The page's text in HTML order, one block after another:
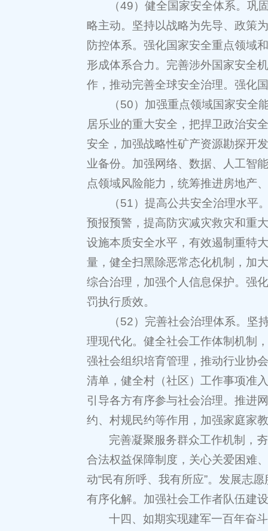
（49）健全国家安全体系。
略主动。坚持以战略为先导、政策
防控体系。强化国家安全重点领域
形成体系合力。完善涉外国家安全
作，推动完善全球安全治理。强化
（50）加强重点领域国家安
居乐业的重大安全，把捍卫政治安
安全，加强战略性矿产资源勘探开
业备份。加强网络、数据、人工智
点领域风险能力，统筹推进房地产
（51）提高公共安全治理水
预报预警，提高防灾减灾救灾和重
设施本质安全水平，有效遏制重特
量，健全扫黑除恶常态化机制，加
综合治理，加强个人信息保护。强
罚执行质效。
（52）完善社会治理体系。
理现代化。健全社会工作体制机制
强社会组织培育管理，推动行业协
清单，健全村（社区）工作事项准
引导各方有序参与社会治理。推进
约、村规民约等作用，加强家庭家
完善凝聚服务群众工作机制，
合法权益保障制度，关心关爱困难
动“民有所呼、我有所应”。发展志
有序化解。加强社会工作者队伍建
十四、如期实现建军一百年奋